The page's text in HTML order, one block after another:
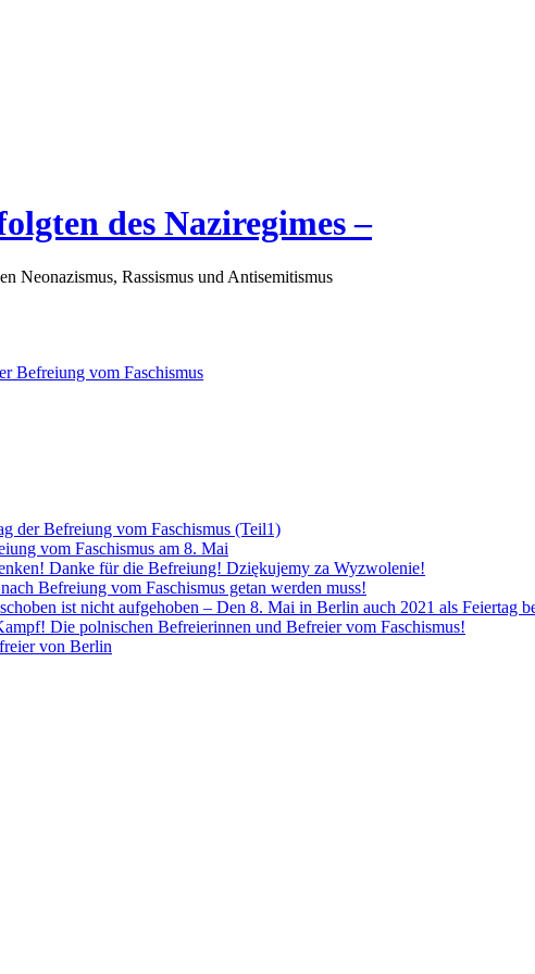
des Naziregimes –
Neonazismus, Rassismus und Antisemitismus
Befreiung vom Faschismus
der Befreiung vom Faschismus (Teil1)
vom Faschismus am 8. Mai
Danke für die Befreiung! Dziękujemy za Wyzwolenie!
Befreiung vom Faschismus getan werden muss!
ist nicht aufgehoben – Den 8. Mai in Berlin auch 2021 als Feiertag
Die polnischen Befreierinnen und Befreier vom Faschismus!
von Berlin